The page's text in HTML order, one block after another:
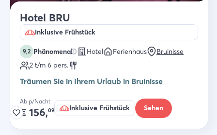
Hotel BRU
Inklusive Frühstück
9,2 Phänomenal Hotel Ferienhaus
Bruinisse
2 t/m 6 pers.
Träumen Sie in Ihrem Urlaub in Bruinisse
Ab p/Nacht
€ 156,09 Inklusive Frühstück Sehen